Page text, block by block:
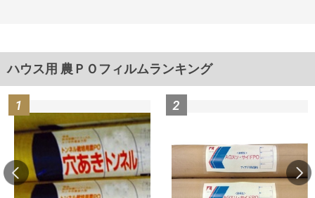
ハウス用 農ＰＯフィルムランキング